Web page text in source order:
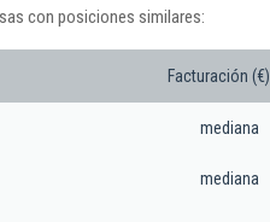
con posiciones similares:
Facturación (€)
mediana
mediana